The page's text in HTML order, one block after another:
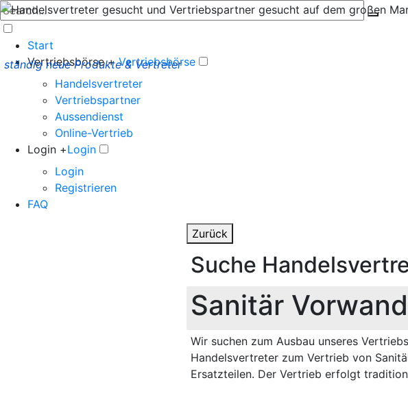
ständig neue Produkte & Vertreter
Start
Vertriebsbörse + Vertriebsbörse
Handelsvertreter
Vertriebspartner
Aussendienst
Online-Vertrieb
Login +Login
Login
Registrieren
FAQ
Zurück
Suche
Sanitär
Wir suchen zum Ausbau unseres
Handelsvertreter zum Vertrieb von
Ersatzteilen. Der Vertrieb erfolgt